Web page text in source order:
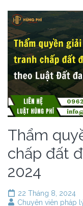
Thẩm
chấp đất
2024
22 Tháng 8, 2024
Chuyên viên pháp